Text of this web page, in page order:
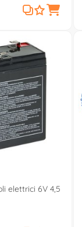
elettrici 6V 4,5